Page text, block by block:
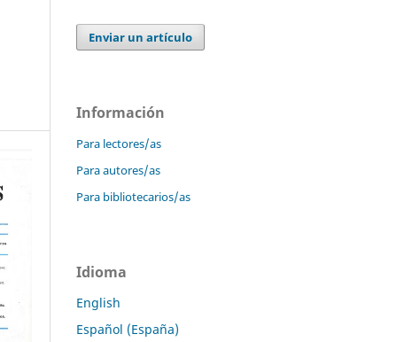
Enviar un artículo
Información
Para lectores/as
Para autores/as
Para bibliotecarios/as
Idioma
English
Español (España)